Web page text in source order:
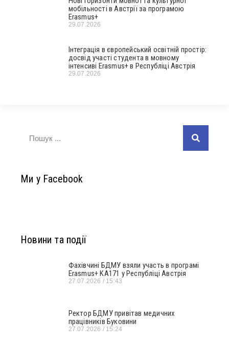
мобільності в Австрії за програмою
Erasmus+
29.07.2026
Інтеграція в європейський освітній простір:
досвід участі студента в мовному
інтенсиві Erasmus+ в Республіці Австрія
29.07.2026
Ми у Facebook
Новини та події
Фахівчині БДМУ взяли участь в програмі
Erasmus+ KA171 у Республіці Австрія
27.07.2026 15:43
Ректор БДМУ привітав медичних
працівників Буковини
27.07.2026 15:24